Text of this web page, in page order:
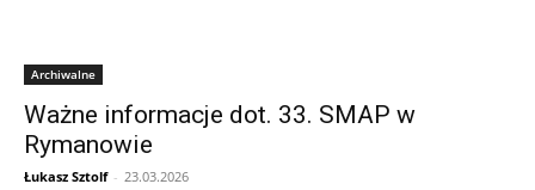
Archiwalne
Ważne informacje dot. 33. SMAP w
Rymanowie
Łukasz Sztolf - 23.03.2026